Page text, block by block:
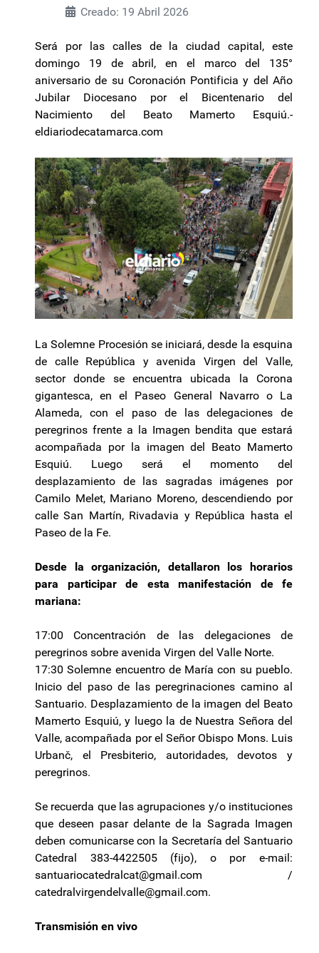
Creado: 19 Abril 2026
Será por las calles de la ciudad capital, este
domingo 19 de abril, en el marco del 135°
aniversario de su Coronación Pontificia y del Año
Jubilar Diocesano por el Bicentenario del
Nacimiento del Beato Mamerto Esquiú.-
eldiariodecatamarca.com
La Solemne Procesión se iniciará, desde la esquina
de calle República y avenida Virgen del Valle,
sector donde se encuentra ubicada la Corona
gigantesca, en el Paseo General Navarro o La
Alameda, con el paso de las delegaciones de
peregrinos frente a la Imagen bendita que estará
acompañada por la imagen del Beato Mamerto
Esquiú. Luego será el momento del
desplazamiento de las sagradas imágenes por
Camilo Melet, Mariano Moreno, descendiendo por
calle San Martín, Rivadavia y República hasta el
Paseo de la Fe.
Desde la organización, detallaron los horarios
para participar de esta manifestación de fe
mariana:
17:00 Concentración de las delegaciones de
peregrinos sobre avenida Virgen del Valle Norte.
17:30 Solemne encuentro de María con su pueblo.
Inicio del paso de las peregrinaciones camino al
Santuario. Desplazamiento de la imagen del Beato
Mamerto Esquiú, y luego la de Nuestra Señora del
Valle, acompañada por el Señor Obispo Mons. Luis
Urbanč, el Presbiterio, autoridades, devotos y
peregrinos.
Se recuerda que las agrupaciones y/o instituciones
que deseen pasar delante de la Sagrada Imagen
deben comunicarse con la Secretaría del Santuario
Catedral 383-4422505 (fijo), o por e-mail:
santuariocatedralcat@gmail.com /
catedralvirgendelvalle@gmail.com.
Transmisión en vivo